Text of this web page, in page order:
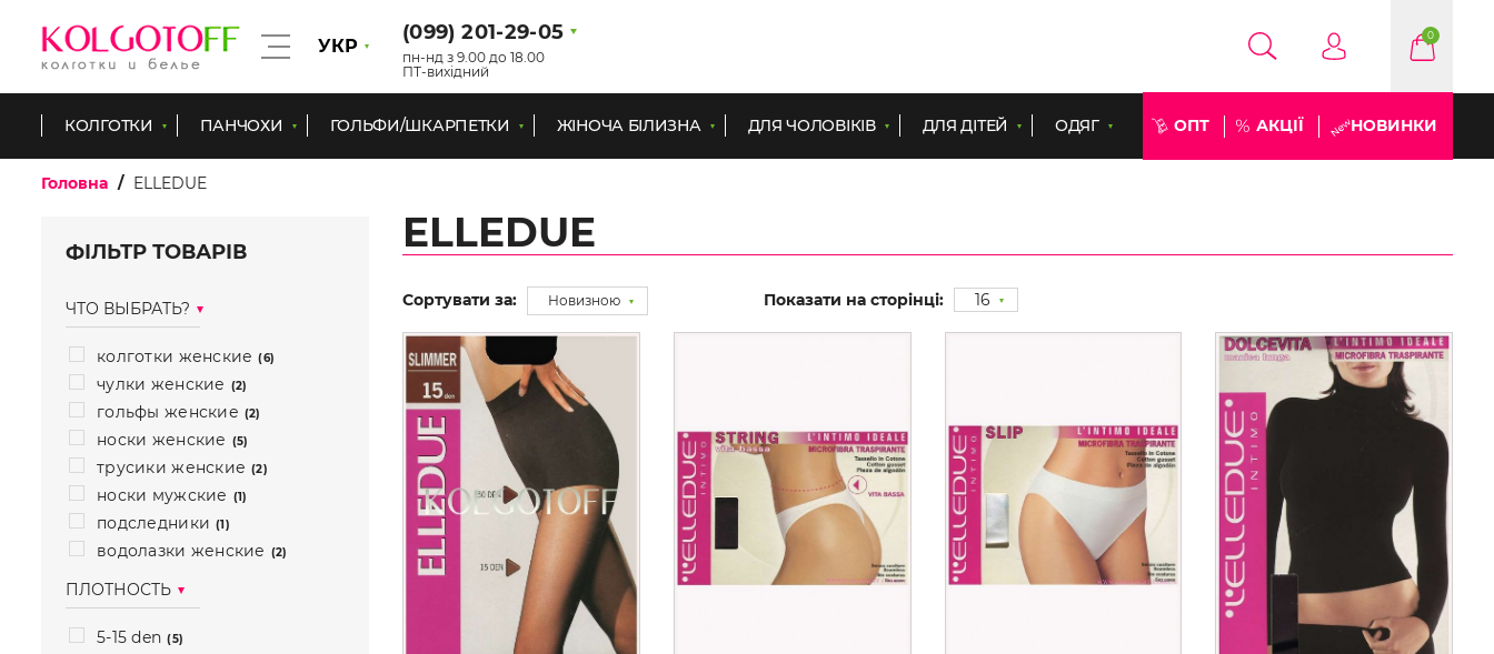
УКР
(099) 201-29-05
пн-нд з 9.00 до 18.00
ПТ-вихідний
0
КОЛГОТКИ ПАНЧОХИ ГОЛЬФИ/ШКАРПЕТКИ ЖІНОЧА БІЛИЗНА ДЛЯ ЧОЛОВІКІВ ДЛЯ ДІТЕЙ ОДЯГ ОПТ АКЦІЇ НОВИНКИ
Головна ELLEDUE
ФІЛЬТР ТОВАРІВ
ЧТО ВЫБРАТЬ?
колготки женские (6)
чулки женские (2)
гольфы женские (2)
носки женские (5)
трусики женские (2)
носки мужские (1)
подследники (1)
водолазки женские (2)
ПЛОТНОСТЬ
5-15 den (5)
ELLEDUE
Сортувати за: Новизною Показати на сторінці: 16